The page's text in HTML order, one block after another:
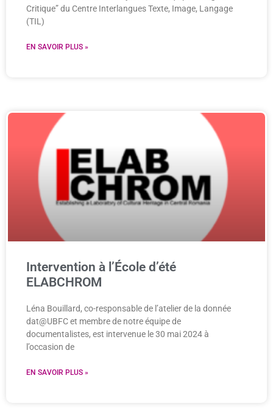
Critique” du Centre Interlangues Texte, Image, Langage
(TIL)
EN SAVOIR PLUS »
Intervention à l’École d’été
ELABCHROM
Léna Bouillard, co-responsable de l’atelier de la donnée
dat@UBFC et membre de notre équipe de
documentalistes, est intervenue le 30 mai 2024 à
l’occasion de
EN SAVOIR PLUS »